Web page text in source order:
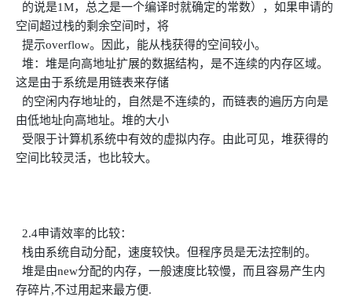
的说是1M，总之是一个编译时就确定的常数），如果申请的
空间超过栈的剩余空间时，将
提示overflow。因此，能从栈获得的空间较小。
堆：堆是向高地址扩展的数据结构，是不连续的内存区域。
这是由于系统是用链表来存储
的空闲内存地址的，自然是不连续的，而链表的遍历方向是
由低地址向高地址。堆的大小
受限于计算机系统中有效的虚拟内存。由此可见，堆获得的
空间比较灵活，也比较大。
2.4申请效率的比较：
栈由系统自动分配，速度较快。但程序员是无法控制的。
堆是由new分配的内存，一般速度比较慢，而且容易产生内
存碎片,不过用起来最方便.